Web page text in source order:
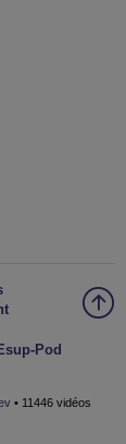
Pod
• 11446 vidéos